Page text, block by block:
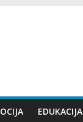
EDUKACIJA